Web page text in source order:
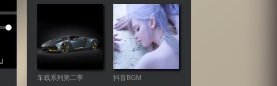
车载系列第二季 抖音BGM